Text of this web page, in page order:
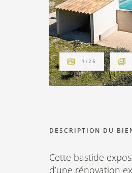
1 /26
DESCRIPTION DU
Cette bastide
d’une rénovation